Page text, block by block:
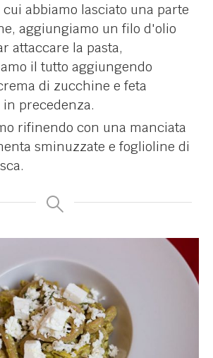
abbiamo lasciato una parte
aggiungiamo un filo d'olio
attaccare la pasta,
il tutto aggiungendo
di zucchine e feta
precedenza.
rifinendo con una manciata
sminuzzate e foglioline di